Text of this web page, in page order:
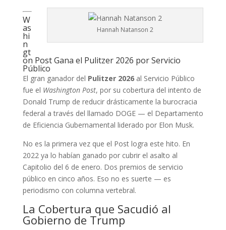
Hannah Natanson 2
W
as
hi
n
gt
on Post Gana el Pulitzer 2026 por Servicio
Público
El gran ganador del Pulitzer 2026al Servicio Público
fue el Washington Post, por su cobertura del intento de
Donald Trump de reducir drásticamente la burocracia
federal a través del llamado DOGE — el Departamento
de Eficiencia Gubernamental liderado por Elon Musk.
No es la primera vez que el Post logra este hito. En
2022 ya lo habían ganado por cubrir el asalto al
Capitolio del 6 de enero. Dos premios de servicio
público en cinco años. Eso no es suerte — es
periodismo con columna vertebral.
La Cobertura que Sacudió al
Gobierno de Trump